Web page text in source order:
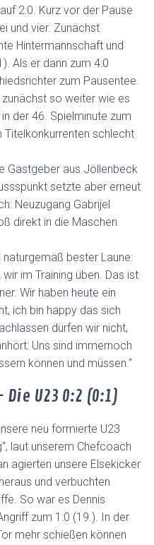
2:0. Kurz vor der Pause
und vier. Zunächst
Hintermannschaft und
Als er dann zum 4:0
zum Pausentee.
so weiter wie es
der 46. Spielminute zum
schlecht
Gastgeber aus Jöllenbeck
setzte aber erneut
Neuzugang Gabrijel
direkt in die Maschen
bester Laune:
im Training üben. Das ist
Wir haben heute ein
ich bin happy das sich
dürfen wir nicht,
Uns sind immernoch
können und müssen.“
U23 0:2 (0:1)
neu formierte U23
laut unserem Chefcoach
agierten unsere Elsekicker
und verbuchten
So war es Dennis
zum 1:0 (19.). In der
mehr schießen können